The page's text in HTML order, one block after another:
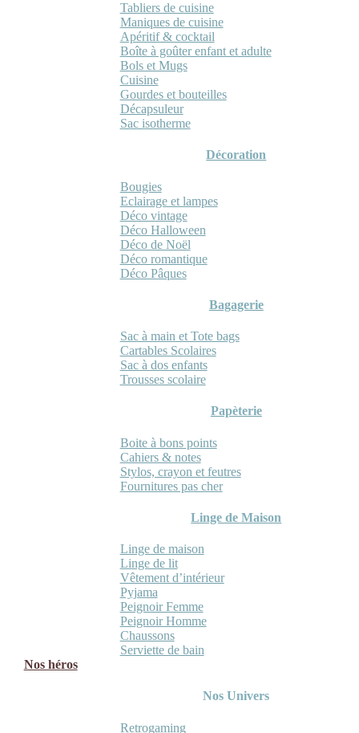
Tabliers de cuisine
Maniques de cuisine
Apéritif & cocktail
Boîte à goûter enfant et adulte
Bols et Mugs
Cuisine
Gourdes et bouteilles
Décapsuleur
Sac isotherme
Décoration
Bougies
Eclairage et lampes
Déco vintage
Déco Halloween
Déco de Noël
Déco romantique
Déco Pâques
Bagagerie
Sac à main et Tote bags
Cartables Scolaires
Sac à dos enfants
Trousses scolaire
Papèterie
Boite à bons points
Cahiers & notes
Stylos, crayon et feutres
Fournitures pas cher
Linge de Maison
Linge de maison
Linge de lit
Vêtement d’intérieur
Pyjama
Peignoir Femme
Peignoir Homme
Chaussons
Serviette de bain
Nos héros
Nos Univers
Retrogaming